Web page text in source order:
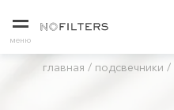
меню
главная / подсвечники /